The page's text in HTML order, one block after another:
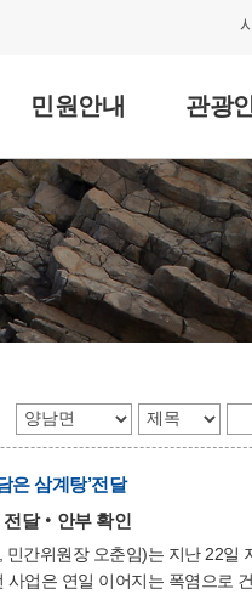
민원안내 관광
은 삼계탕’전달
전달‧안부 확인
간위원장 오춘임)는 지난 22일